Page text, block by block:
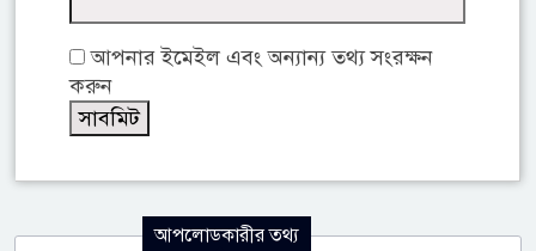
আপনার ইমেইল এবং অন্যান্য তথ্য সংরক্ষন
করুন
আপলোডকারীর তথ্য